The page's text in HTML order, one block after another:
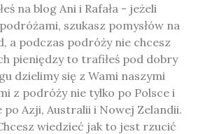
na blog Ani i Rafała - jeżeli
szukasz pomysłów na
a podczas podróży nie chcesz
pieniędzy to trafiłeś pod dobry
dzielimy się z Wami naszymi
z podróży nie tylko po Polsce i
po Azji, Australii i Nowej Zelandii.
wiedzieć jak to jest rzucić